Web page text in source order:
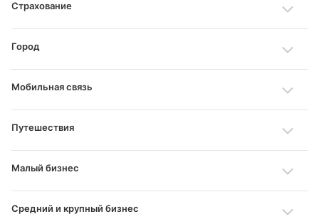
Страхование
Город
Мобильная связь
Путешествия
Малый бизнес
Средний и крупный бизнес